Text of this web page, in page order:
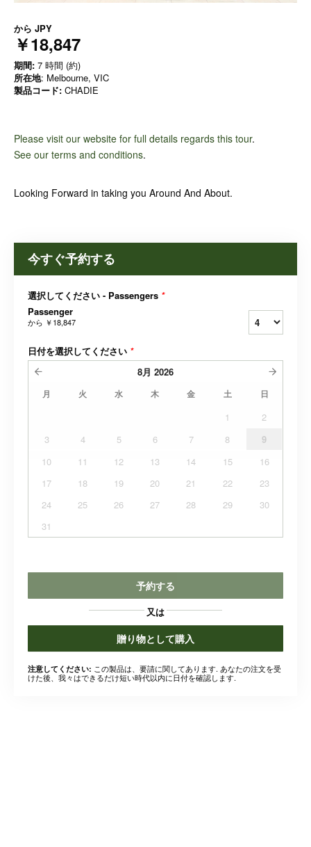
から JPY
￥18,847
期間: 7 時間 (約)
所在地: Melbourne, VIC
製品コード: CHADIE
Please visit our website for full details regards this tour.
See our terms and conditions.
Looking Forward in taking you Around And About.
今すぐ予約する
選択してください - Passengers *
Passenger
から ￥18,847
日付を選択してください *
8月 2026
月 火 水 木 金 土 日
1
2
3
4 5 6 7 8
9
10
11 12 13 14 15
16
17
18 19 20 21 22
23
24
25 26 27 28 29
30
31
予約する
又は
贈り物として購入
注意してください: この製品は、要請に関してあります. あなたの注文を受
けた後、我々はできるだけ短い時代以内に日付を確認します.